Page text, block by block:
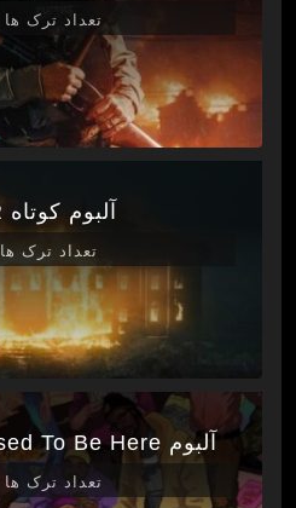
تعداد ترک ها 16
آلبوم کوتاه FEAR
تعداد ترک ها 6
آلبوم I’m Not Supposed To Be Here
تعداد ترک ها 17